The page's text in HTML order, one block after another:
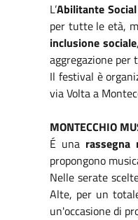
L’Abilitante
per tutte le età,
inclusione sociale
aggregazione
Il festival è
via Volta a
MONTECCHIO
É una rassegna
propongono
Nelle serate
Alte, per un
un'occasione di